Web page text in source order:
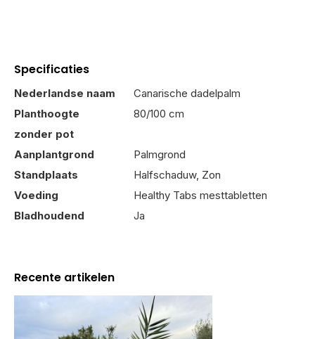
Specificaties
Nederlandse naam
Canarische dadelpalm
Planthoogte
zonder pot
80/100 cm
Aanplantgrond
Palmgrond
Standplaats
Halfschaduw, Zon
Voeding
Healthy Tabs mesttabletten
Bladhoudend
Ja
Recente artikelen